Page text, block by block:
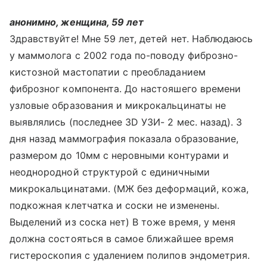
анонимно, женщина, 59 лет
Здравствуйте! Мне 59 лет, детей нет. Наблюдаюсь
у маммолога с 2002 года по-поводу фиброзно-
кистозной мастопатии с преобладанием
фиброзног компонента. До настояшего времени
узловые образования и микрокальцинаты не
выявлялись (последнее 3D УЗИ- 2 мес. назад). 3
дня назад маммография показала образование,
размером до 10мм с неровными контурами и
неоднородной структурой с единичными
микрокальцинатами. (МЖ без деформаций, кожа,
подкожная клетчатка и соски не изменены.
Выделений из соска нет) В тоже время, у меня
должна состояться в самое ближайшее время
гистероскопия с удалением полипов эндометрия.